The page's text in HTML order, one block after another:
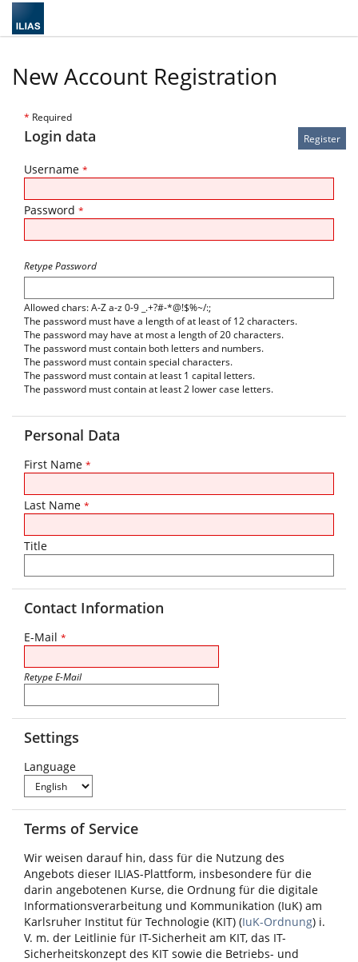
New Account Registration
* Required
Login data
Username *
Password *
Retype Password
Allowed chars: A-Z a-z 0-9 _.+?#-*@!$%~/:;
The password must have a length of at least of 12 characters.
The password may have at most a length of 20 characters.
The password must contain both letters and numbers.
The password must contain special characters.
The password must contain at least 1 capital letters.
The password must contain at least 2 lower case letters.
Personal Data
First Name *
Last Name *
Title
Contact Information
E-Mail *
Retype E-Mail
Settings
Language
Terms of Service
Wir weisen darauf hin, dass für die Nutzung des
Angebots dieser ILIAS-Plattform, insbesondere für die
darin angebotenen Kurse, die Ordnung für die digitale
Informationsverarbeitung und Kommunikation (IuK) am
Karlsruher Institut für Technologie (KIT) (IuK-Ordnung) i.
V. m. der Leitlinie für IT-Sicherheit am KIT, das IT-
Sicherheitskonzept des KIT sowie die Betriebs- und